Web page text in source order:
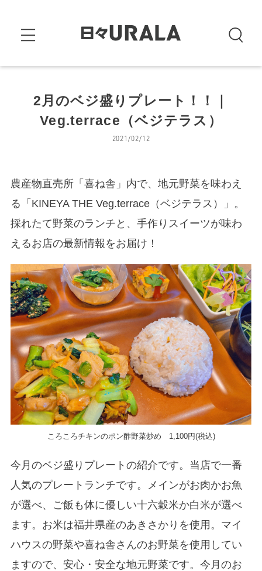
2月のベジ盛りプレート！！｜
Veg.terrace（ベジテラス）
2021/02/12
農産物直売所「喜ね舎」内で、地元野菜を味わえ
る「KINEYA THE Veg.terrace（ベジテラス）」。
採れたて野菜のランチと、手作りスイーツが味わ
えるお店の最新情報をお届け！
ころころチキンのポン酢野菜炒め 1,100円(税込)
今月のベジ盛りプレートの紹介です。当店で一番
人気のプレートランチです。メインがお肉かお魚
が選べ、ご飯も体に優しい十六穀米か白米が選べ
ます。お米は福井県産のあきさかりを使用。マイ
ハウスの野菜や喜ね舎さんのお野菜を使用してい
ますので、安心・安全な地元野菜です。今月のお